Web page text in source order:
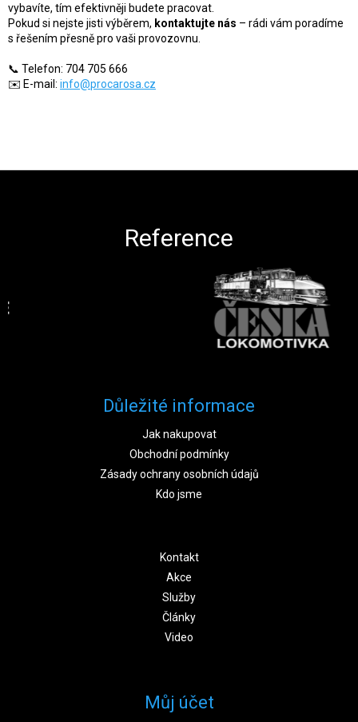
vybavíte, tím efektivněji budete pracovat.
Pokud si nejste jisti výběrem, kontaktujte nás – rádi vám poradíme
s řešením přesně pro vaši provozovnu.
📞 Telefon: 704 705 666
✉️ E-mail: info@procarosa.cz
Reference
Důležité informace
Jak nakupovat
Obchodní podmínky
Zásady ochrany osobních údajů
Kdo jsme
Kontakt
Akce
Služby
Články
Video
Můj účet